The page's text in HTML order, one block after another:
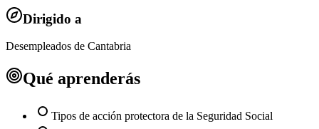
Dirigido a
Desempleados de Cantabria
Qué aprenderás
Tipos de acción protectora de la Seguridad Social